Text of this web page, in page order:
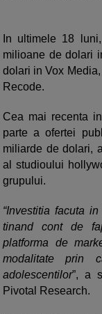
In ultimele 18
milioane de dolari
dolari in Vox
Recode.
Cea mai recenta
parte a ofertei
miliarde de dolari,
al studioului
grupului.
“Investitia facuta
tinand cont de
platforma de
modalitate prin
adolescentilor”, a
Pivotal Research.